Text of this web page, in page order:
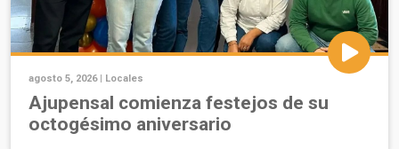
agosto 5, 2026 | Locales
Ajupensal comienza festejos de su
octogésimo aniversario